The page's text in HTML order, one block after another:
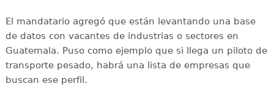
El mandatario agregó que están levantando una base
de datos con vacantes de industrias o sectores en
Guatemala. Puso como ejemplo que si llega un piloto de
transporte pesado, habrá una lista de empresas que
buscan ese perfil.